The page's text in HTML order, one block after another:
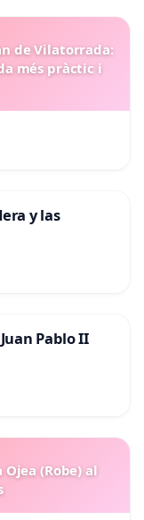
de Vilatorrada:
més pràctic i
y las
Pablo II
(Robe) al